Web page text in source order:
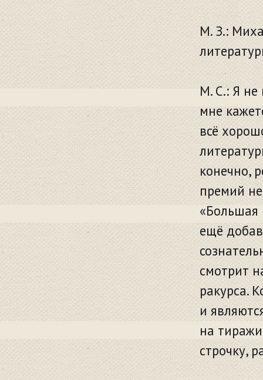
М. З.:
М. С.: Я не
мне
всё
конечно,
премий
«Большая
ещё
смотрит
ракурса.
и
на
строчку,